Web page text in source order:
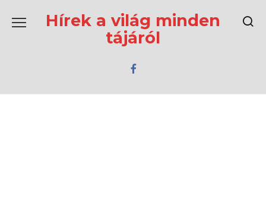
содержаниюHírek a világ minden
tájáról